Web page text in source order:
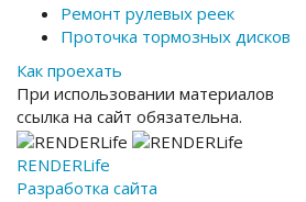
Ремонт рулевых реек
Проточка тормозных дисков
Как проехать
При использовании материалов
ссылка на сайт обязательна.
RENDERLife
Разработка сайта